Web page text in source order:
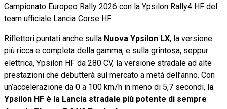
Campionato Europeo Rally 2026 con la Ypsilon Rally4 HF del
team ufficiale Lancia Corse HF.
Riflettori puntati anche sulla Nuova Ypsilon LX, la versione
più ricca e completa della gamma, e sulla grintosa, seppur
elettrica, Ypsilon HF da 280 CV, la versione stradale ad alte
prestazioni che debutterà sul mercato a metà dell’anno. Con
un’accelerazione da 0 a 100 km/h in meno di 5,7 secondi, l a
Ypsilon HF è la Lancia stradale più potente di sempre